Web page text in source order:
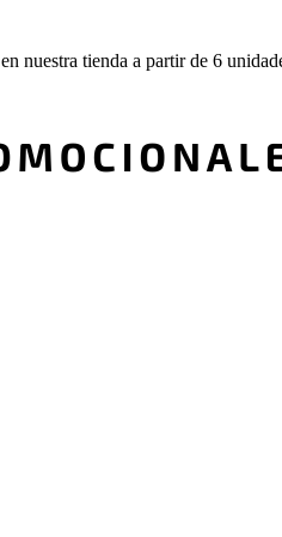
en nuestra tienda a partir de 6